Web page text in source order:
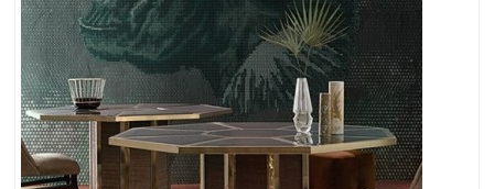
AKTUALNOSCI
STREFA-PROJEKTANTA
REALIZACJE
INSPIRACJE